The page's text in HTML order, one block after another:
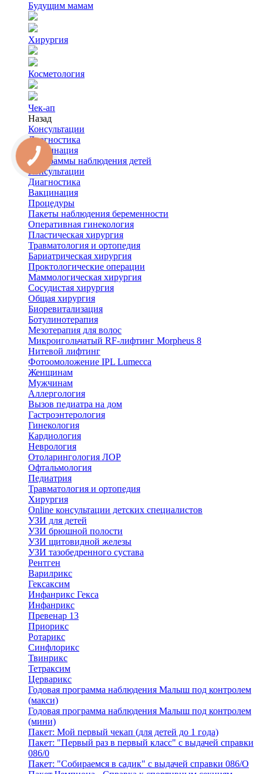
Будущим мамам
Хирургия
Косметология
Чек-ап
Назад
Консультации
Диагностика
Вакцинация
Программы наблюдения детей
Консультации
Диагностика
Вакцинация
Процедуры
Пакеты наблюдения беременности
Оперативная гинекология
Пластическая хирургия
Травматология и ортопедия
Бариатрическая хирургия
Проктологические операции
Маммологическая хирургия
Сосудистая хирургия
Общая хирургия
Биоревитализация
Ботулинотерапия
Мезотерапия для волос
Микроигольчатый RF-лифтинг Morpheus 8
Нитевой лифтинг
Фотоомоложение IPL Lumecca
Женщинам
Мужчинам
Аллергология
Вызов педиатра на дом
Гастроэнтерология
Гинекология
Кардиология
Неврология
Отоларингология ЛОР
Офтальмология
Педиатрия
Травматология и ортопедия
Хирургия
Online консультации детских специалистов
УЗИ для детей
УЗИ брюшной полости
УЗИ щитовидной железы
УЗИ тазобедренного сустава
Рентген
Варилрикс
Гексаксим
Инфанрикс Гекса
Инфанрикс
Превенар 13
Приорикс
Ротарикс
Синфлорикс
Твинрикс
Тетраксим
Церварикс
Годовая программа наблюдения Малыш под контролем
(макси)
Годовая программа наблюдения Малыш под контролем
(мини)
Пакет: Мой первый чекап (для детей до 1 года)
Пакет: "Первый раз в первый класс" с выдачей справки
086/0
Пакет: "Собираемся в садик" с выдачей справки 086/О